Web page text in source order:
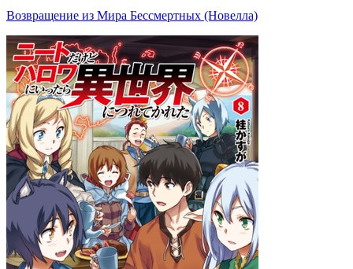
Возвращение из Мира Бессмертных (Новелла)